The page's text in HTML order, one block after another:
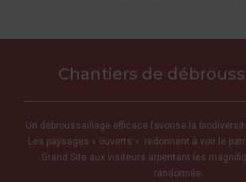
Chantiers de
Un débroussaillage efficace favorise la
Les paysages « ouverts » redonnent à voir le
Grand Site aux visiteurs arpentant les
randonnée.